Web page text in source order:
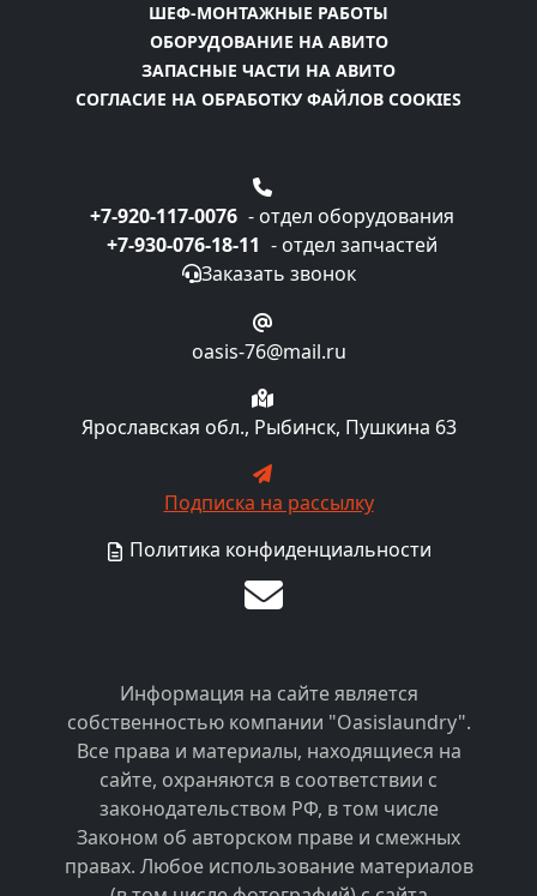
ШЕФ-МОНТАЖНЫЕ РАБОТЫ
ОБОРУДОВАНИЕ НА АВИТО
ЗАПАСНЫЕ ЧАСТИ НА АВИТО
СОГЛАСИЕ НА ОБРАБОТКУ ФАЙЛОВ COOKIES
+7-920-117-0076 - отдел оборудования
+7-930-076-18-11 - отдел запчастей
Заказать звонок
oasis-76@mail.ru
Ярославская обл., Рыбинск, Пушкина 63
Подписка на рассылку
Политика конфиденциальности
Информация на сайте является
собственностью компании "Oasislaundry".
Все права и материалы, находящиеся на
сайте, охраняются в соответствии с
законодательством РФ, в том числе
Законом об авторском праве и смежных
правах. Любое использование материалов